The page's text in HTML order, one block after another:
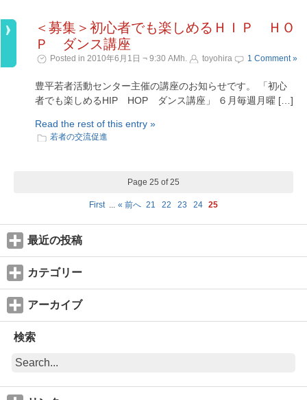
＜募集＞初心者でも楽しめるＨＩＰ ＨＯ
Ｐ ダンス講座
Posted in 2010年6月1日 ¬ 9:30 AMh. toyohira 1 Comment »
豊平若者活動センター主催の講座のお知らせです。 「初心
者でも楽しめるHIP HOP ダンス講座」 ６月毎週月曜 […]
Read the rest of this entry »
若者の交流促進
Page 25 of 25
First ... « 前へ 21 22 23 24 25
最近の投稿
カテゴリー
アーカイブ
検索